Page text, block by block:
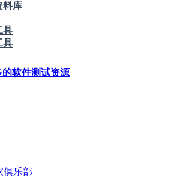
料库
具
具
的软件测试资源
俱乐部